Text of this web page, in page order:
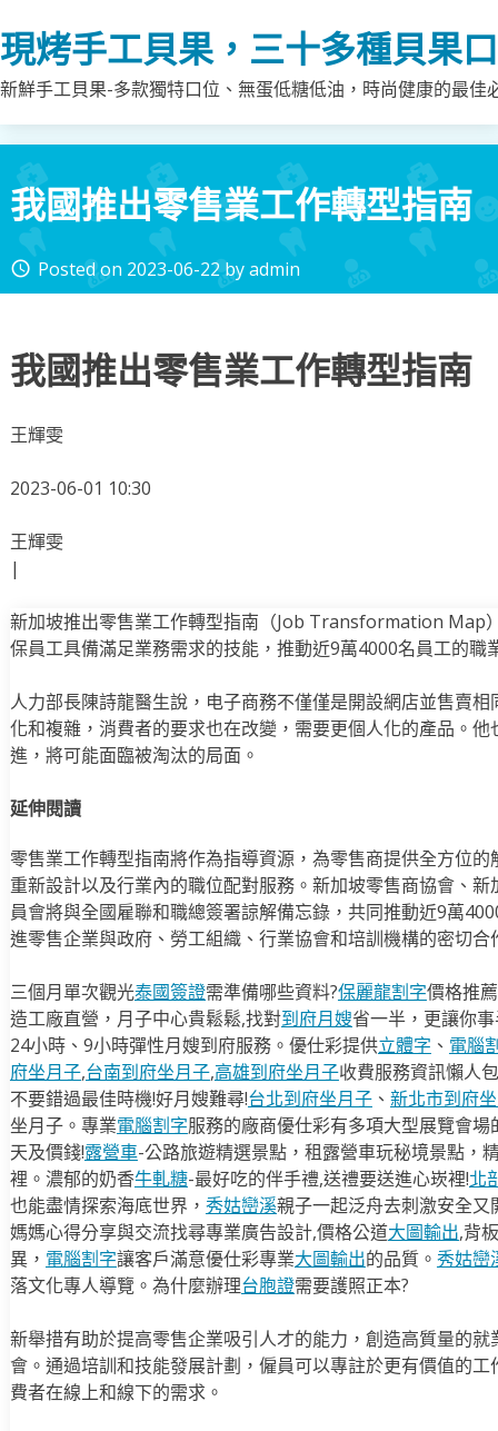
to
content
現烤手工貝果，三十多種貝果
新鮮手工貝果-多款獨特口位、無蛋低糖低油，時尚健康的最
我國推出零售業工作轉型指南
access_time Posted on 2023-06-22byadmin
我國推出零售業工作轉型指南
王輝雯
2023-06-01 10:30
王輝雯
|
新加坡推出零售業工作轉型指南（Job Transformation Map
保員工具備滿足業務需求的技能，推動近9萬4000名員工的職
人力部長陳詩龍醫生說，电子商務不僅僅是開設網店並售賣
化和複雜，消費者的要求也在改變，需要更個人化的產品。
進，將可能面臨被淘汰的局面。
延伸閱讀
零售業工作轉型指南將作為指導資源，為零售商提供全方位
重新設計以及行業內的職位配對服務。新加坡零售商協會、
員會將與全國雇聯和職總簽署諒解備忘錄，共同推動近9萬
進零售企業與政府、勞工組織、行業協會和培訓機構的密切
三個月單次觀光泰國簽證需準備哪些資料?保麗龍割字價格推
造工廠直營，月子中心貴鬆鬆,找對到府月嫂省一半，更讓你
24小時、9小時彈性月嫂到府服務。優仕彩提供立體字 、 電腦
府坐月子,台南到府坐月子,高雄到府坐月子收費服務資訊懶人
不要錯過最佳時機!好月嫂難尋!台北到府坐月子、 新北市到府
坐月子。專業電腦割字服務的廠商優仕彩有多項大型展覽會場
天及價錢!露營車-公路旅遊精選景點，租露營車玩秘境景點，
裡。濃郁的奶香牛軋糖-最好吃的伴手禮,送禮要送進心崁裡!北
也能盡情探索海底世界， 秀姑巒溪親子一起泛舟去​刺激安全
媽媽心得分享與交流找尋專業廣告設計,價格公道大圖輸出,背
異， 電腦割字讓客戶滿意優仕彩專業大圖輸出的品質。 秀姑巒
落文化專人導覽。為什麼辦理台胞證需要護照正本?
新舉措有助於提高零售企業吸引人才的能力，創造高質量的
會。通過培訓和技能發展計劃，僱員可以專註於更有價值的
費者在線上和線下的需求。